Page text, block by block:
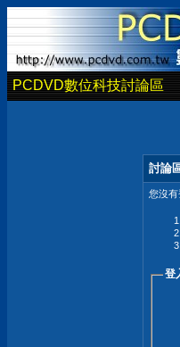
PCDVD數位科技討論區
討論
您沒
登